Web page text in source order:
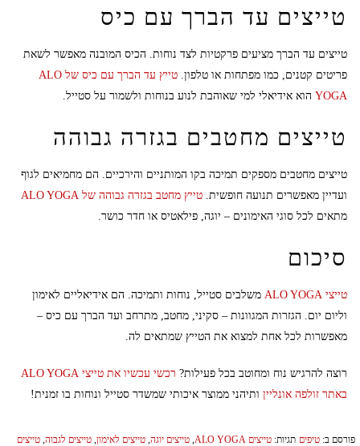
טייצים עד הברך עם כיס
טייצים עד הברך מציעים פרקטיות לצד נוחות. הכיס המובנה מאפשר לשאת
פריטים קטנים, כמו מפתחות או טלפון.
טייץ עד הברך עם כיס של ALO
YOGA הוא אידיאלי למי שאוהבת לנוע בנוחות ולשמור על סטייל.
טייצים מחטבים בגזרה גבוהה
טייצים מחטבים מספקים תמיכה בקו המותניים והירכיים. הם מחמיאים לגוף
ועדיין מאפשרים תנועה חופשית. טייץ מחטב בגזרה גבוהה של ALO YOGA
מתאים לכל סוגי האימונים – יוגה, פילאטיס או חדר כושר.
סיכום
טייצי ALO YOGA
משלבים סטייל, נוחות ותמיכה. הם אידיאליים לאימון
וליום יום. הגזרות המגוונות – סקיני, מחטב, מתרחב ועד הברך עם כיס –
מאפשרות לכל אחת למצוא את הטייץ שמתאים לה.
רוצה להרגיש נוח ומחוטב בכל פעילות?
רכשי עכשיו את טייצי ALO YOGA
באתר זולפה אונליין ותיהני ממוצר איכותי שמשדר סטייל ונוחות בו זמנית!
פורסם ב: טיפים תגיות: טייצים ALO YOGA , טייצים יוגה, טייצים לאימון, טייצים לגבוה, טייצים